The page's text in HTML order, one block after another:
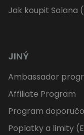
Jak koupit Solana
JINÝ
Ambassador
Affiliate Program
Program
Poplatky a limity